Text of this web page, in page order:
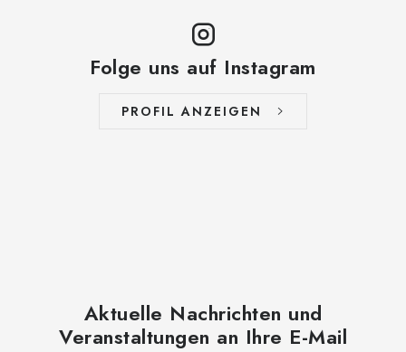
Folge uns auf Instagram
PROFIL ANZEIGEN
Aktuelle Nachrichten und
Veranstaltungen an Ihre E-Mail